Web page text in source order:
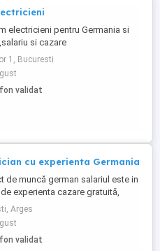
...
electricieni pentru Germania si
si cazare
1, Bucuresti
validat
cu experienta Germania
de muncă german salariul este in
experienta cazare gratuită,
angajator contribuțiile sociale și
plătite în Germania de către
asigurare medicală pentru
posibilitatea de dezvoltare
Arges
validat